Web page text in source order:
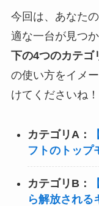
今回は、あなた
適な一台が見つか
下の4つのカテゴ
の使い方をイメ
けてくださいね！
カテゴリA：
フトのトップ
カテゴリB：
ら解放される